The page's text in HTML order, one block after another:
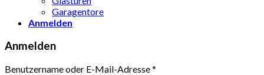
Garagentore
Anmelden
Anmelden
Benutzername oder E-Mail-Adresse*